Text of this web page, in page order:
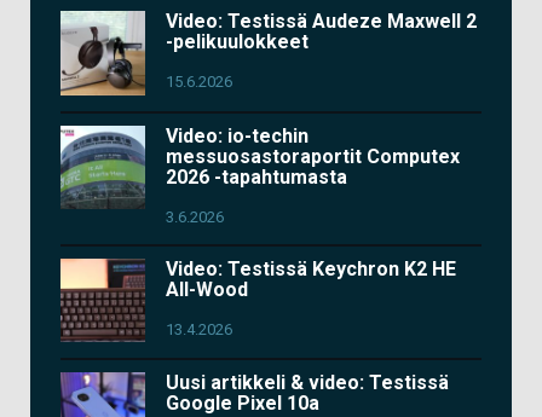
Video: Testissä Audeze Maxwell 2
-pelikuulokkeet
15.6.2026
Video: io-techin
messuosastoraportit Computex
2026 -tapahtumasta
3.6.2026
Video: Testissä Keychron K2 HE
All-Wood
13.4.2026
Uusi artikkeli & video: Testissä
Google Pixel 10a